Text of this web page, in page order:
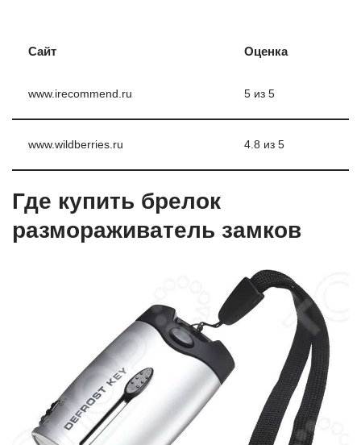
Сайт Оценка
www.irecommend.ru 5 из 5
www.wildberries.ru 4.8 из 5
Где купить брелок
размораживатель замков